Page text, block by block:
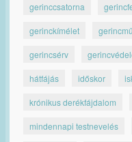
gerinccsatorna
gerinckímélet
gerincsérv
hátfájás időskor
krónikus derékfájdalom
mindennapi testnevelés